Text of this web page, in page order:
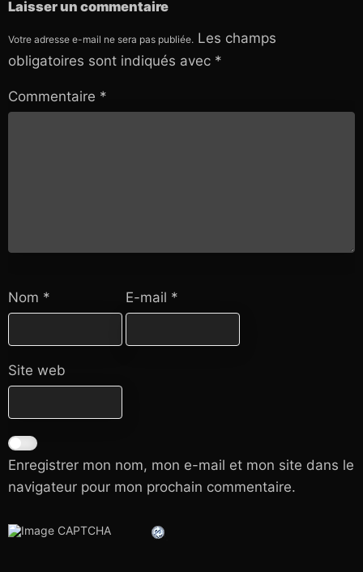
Laisser un commentaire
Votre adresse e-mail ne sera pas publiée. Les champs
obligatoires sont indiqués avec *
Commentaire *
Nom * E-mail *
Site web
Enregistrer mon nom, mon e-mail et mon site dans le
navigateur pour mon prochain commentaire.